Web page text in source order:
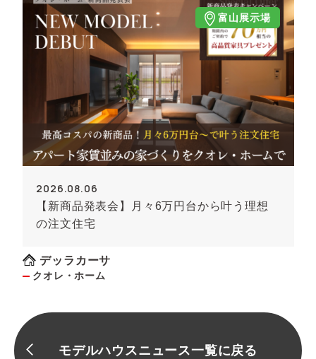
富山展示場
2026.08.06
【新商品発表会】月々6万円台から叶う理想
の注文住宅
デッラカーサ
クオレ・ホーム
モデルハウスニュース一覧に戻る